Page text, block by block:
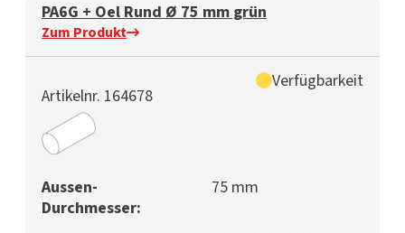
PA6G + Oel Rund Ø 75 mm grün
Zum Produkt
Artikelnr. 164678
Verfügbarkeit
Aussen-
Durchmesser:
75 mm